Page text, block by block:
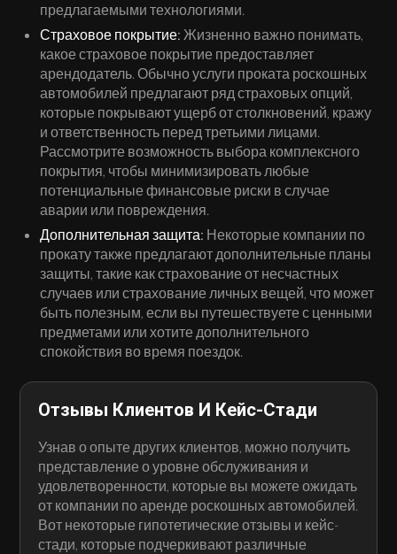
предлагаемыми технологиями.
Страховое покрытие: Жизненно важно понимать,
какое страховое покрытие предоставляет
арендодатель. Обычно услуги проката роскошных
автомобилей предлагают ряд страховых опций,
которые покрывают ущерб от столкновений, кражу
и ответственность перед третьими лицами.
Рассмотрите возможность выбора комплексного
покрытия, чтобы минимизировать любые
потенциальные финансовые риски в случае
аварии или повреждения.
Дополнительная защита: Некоторые компании по
прокату также предлагают дополнительные планы
защиты, такие как страхование от несчастных
случаев или страхование личных вещей, что может
быть полезным, если вы путешествуете с ценными
предметами или хотите дополнительного
спокойствия во время поездок.
Отзывы Клиентов И Кейс-Стади
Узнав о опыте других клиентов, можно получить
представление о уровне обслуживания и
удовлетворенности, которые вы можете ожидать
от компании по аренде роскошных автомобилей.
Вот некоторые гипотетические отзывы и кейс-
стади, которые подчеркивают различные